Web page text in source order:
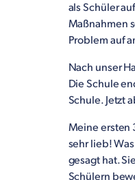
als Schüler
Maßnahmen
Problem auf
Nach unser
Die Schule
Schule. Jetzt
Meine ersten
sehr lieb!
gesagt hat.
Schülern